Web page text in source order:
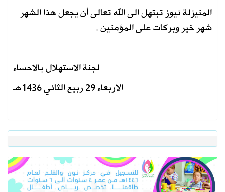
المنيزلة نيوز تبتهل الى الله تعالى أن يجعل هذا الشهر
شهر خير وبركات على المؤمنين .
لجنة الاستهلال بالاحساء
الاربعاء 29 ربيع الثاني 1436هـ